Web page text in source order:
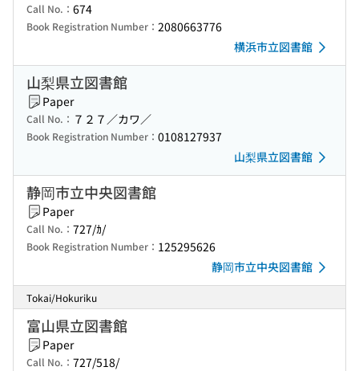
Call No.： 674
Book Registration Number： 2080663776
横浜市立図書館
山梨県立図書館
Paper
Call No.： ７２７／カワ／
Book Registration Number： 0108127937
山梨県立図書館
静岡市立中央図書館
Paper
Call No.： 727/ｶ/
Book Registration Number： 125295626
静岡市立中央図書館
Tokai/Hokuriku
富山県立図書館
Paper
Call No.： 727/518/